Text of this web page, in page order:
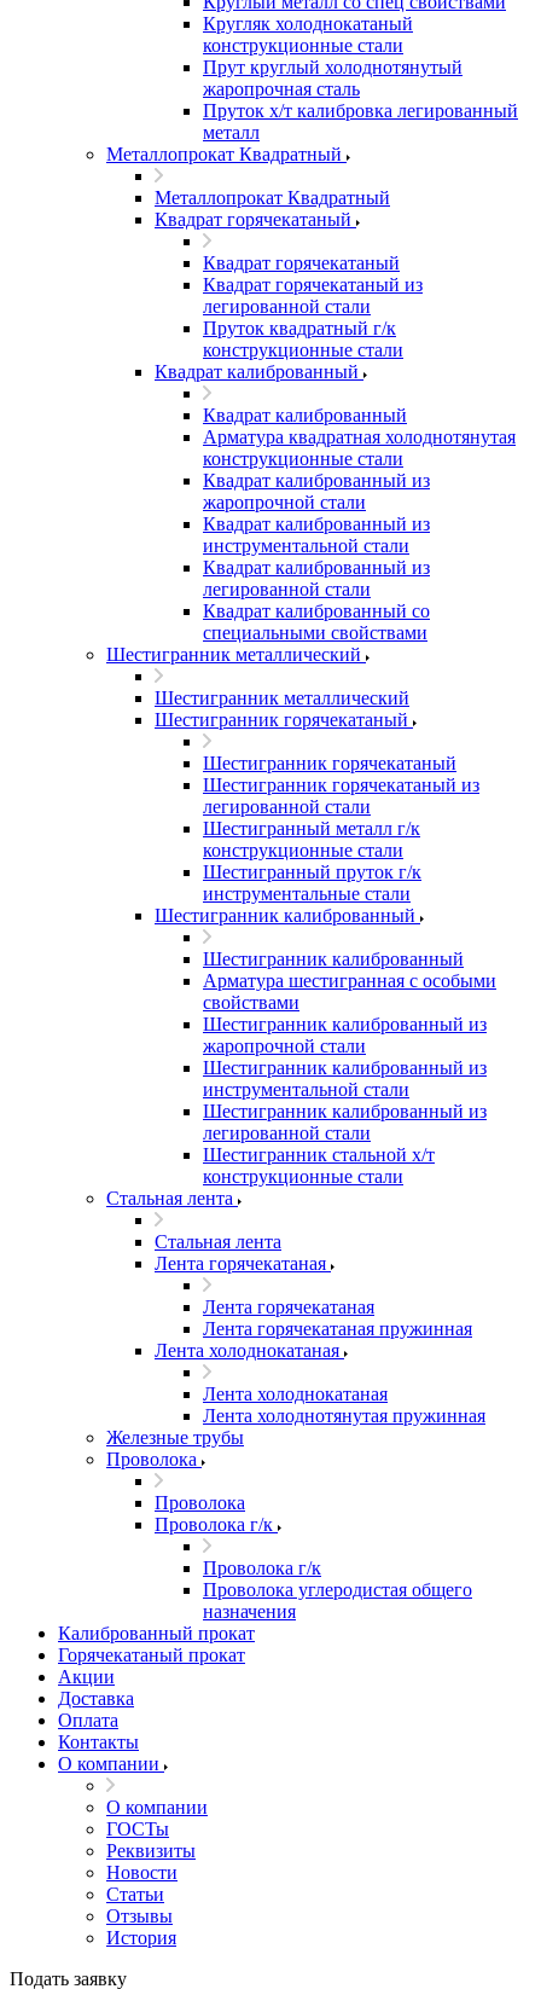
Кругляк холоднокатаный
конструкционные стали
Прут круглый холоднотянутый
жаропрочная сталь
Пруток х/т калибровка легированный
металл
Металлопрокат Квадратный
Металлопрокат Квадратный
Квадрат горячекатаный
Квадрат горячекатаный
Квадрат горячекатаный из
легированной стали
Пруток квадратный г/к
конструкционные стали
Квадрат калиброванный
Квадрат калиброванный
Арматура квадратная холоднотянутая
конструкционные стали
Квадрат калиброванный из
жаропрочной стали
Квадрат калиброванный из
инструментальной стали
Квадрат калиброванный из
легированной стали
Квадрат калиброванный со
специальными свойствами
Шестигранник металлический
Шестигранник металлический
Шестигранник горячекатаный
Шестигранник горячекатаный
Шестигранник горячекатаный из
легированной стали
Шестигранный металл г/к
конструкционные стали
Шестигранный пруток г/к
инструментальные стали
Шестигранник калиброванный
Шестигранник калиброванный
Арматура шестигранная с особыми
свойствами
Шестигранник калиброванный из
жаропрочной стали
Шестигранник калиброванный из
инструментальной стали
Шестигранник калиброванный из
легированной стали
Шестигранник стальной х/т
конструкционные стали
Стальная лента
Стальная лента
Лента горячекатаная
Лента горячекатаная
Лента горячекатаная пружинная
Лента холоднокатаная
Лента холоднокатаная
Лента холоднотянутая пружинная
Железные трубы
Проволока
Проволока
Проволока г/к
Проволока г/к
Проволока углеродистая общего
назначения
Калиброванный прокат
Горячекатаный прокат
Акции
Доставка
Оплата
Контакты
О компании
О компании
ГОСТы
Реквизиты
Новости
Статьи
Отзывы
История
Подать заявку